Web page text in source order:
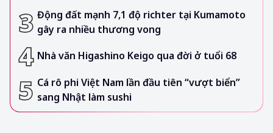
Động đất mạnh 7,1 độ richter tại Kumamoto
gây ra nhiều thương vong
Nhà văn Higashino Keigo qua đời ở tuổi 68
Cá rô phi Việt Nam lần đầu tiên “vượt biển”
sang Nhật làm sushi